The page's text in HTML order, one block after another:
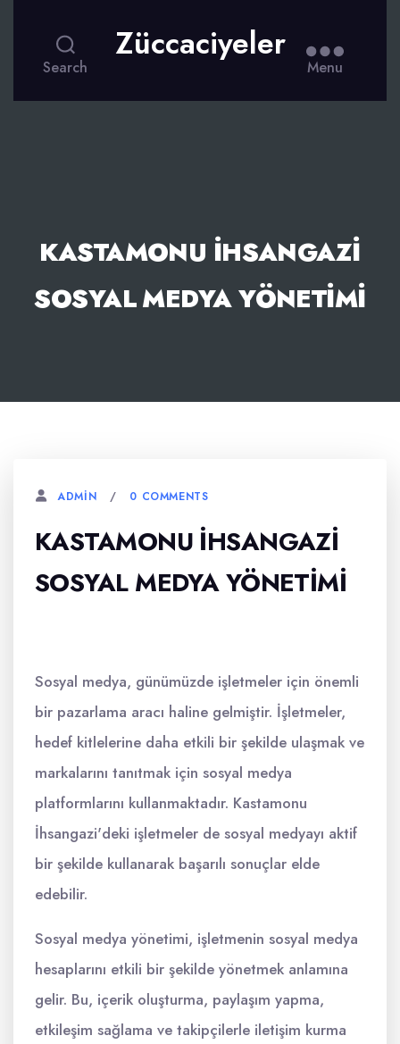
Search
Züccaciyeler
Menu
KASTAMONU İHSANGAZI
SOSYAL MEDYA YÖNETIMI
ADMIN 0 COMMENTS
KASTAMONU İHSANGAZI
SOSYAL MEDYA YÖNETIMI
Sosyal medya, günümüzde işletmeler için önemli
bir pazarlama aracı haline gelmiştir. İşletmeler,
hedef kitlelerine daha etkili bir şekilde ulaşmak ve
markalarını tanıtmak için sosyal medya
platformlarını kullanmaktadır. Kastamonu
İhsangazi'deki işletmeler de sosyal medyayı aktif
bir şekilde kullanarak başarılı sonuçlar elde
edebilir.
Sosyal medya yönetimi, işletmenin sosyal medya
hesaplarını etkili bir şekilde yönetmek anlamına
gelir. Bu, içerik oluşturma, paylaşım yapma,
etkileşim sağlama ve takipçilerle iletişim kurma